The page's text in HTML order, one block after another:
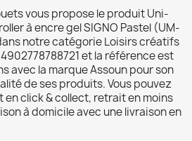
vous propose le produit Uni-
à encre gel SIGNO Pastel (UM-
notre catégorie Loisirs créatifs
et la référence est
avec la marque Assoun pour son
de ses produits. Vous pouvez
click & collect, retrait en moins
à domicile avec une livraison en